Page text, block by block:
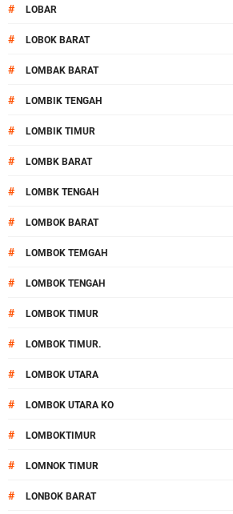
# LOBAR
# LOBOK BARAT
# LOMBAK BARAT
# LOMBIK TENGAH
# LOMBIK TIMUR
# LOMBK BARAT
# LOMBK TENGAH
# LOMBOK BARAT
# LOMBOK TEMGAH
# LOMBOK TENGAH
# LOMBOK TIMUR
# LOMBOK TIMUR.
# LOMBOK UTARA
# LOMBOK UTARA KO
# LOMBOKTIMUR
# LOMNOK TIMUR
# LONBOK BARAT